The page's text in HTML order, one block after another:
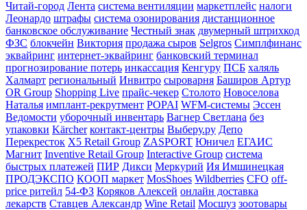
Читай-город Лента система вентиляции маркетплейс налоги
Леонардо штрафы система озонирования дистанционное
банковское обслуживание Честный знак двумерный штрихкод
ФЗС блокчейн Виктория продажа сыров Selgros Симплфинанс
эквайринг интернет-эквайринг банковский терминал
прогнозирование потерь инкассация Кенгуру ПСБ халяль
Халмарт региональный Инвитро сыроварня Баширов Артур
OR Group Shopping Live прайс-чекер Столото Новоселова
Наталья имплант-рекрутмент POPAI WFM-системы Эссен
Ведомости уборочный инвентарь Вагнер Светлана без
упаковки Kärcher контакт-центры Выберу.ру Депо
Перекресток X5 Retail Group ZASPORT Юничел ЕГАИС
Магнит Inventive Retail Group Interactive Group система
быстрых платежей ПИР Дикси Меркурий Ия Имшинецкая
ПРОДЭКСПО КООП маркет MosShoes Wildberries CFO off-
price ритейл 54-ФЗ Коряков Алексей онлайн доставка
лекарств Ставцев Александр Wine Retail Мосшуз зоотовары